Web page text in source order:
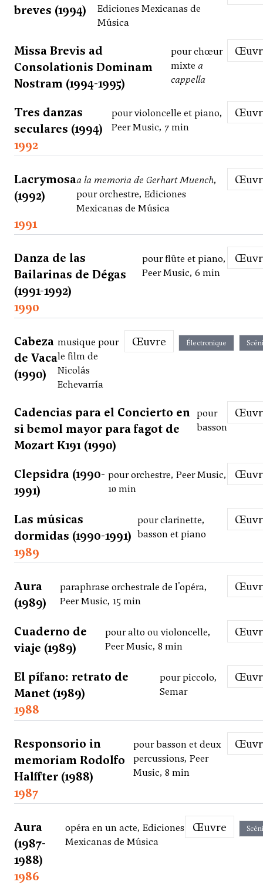
breves (1994)
Ediciones Mexicanas de
Música
Missa Brevis ad
Consolationis Dominam
Nostram (1994-1995)
pour chœur
mixtea
cappella
Tres danzas
seculares (1994)
pour violoncelle et piano,
Peer Music, 7 min
1992
Lacrymosa
(1992)
a la memoria de Gerhart Muench,
pour orchestre, Ediciones
Mexicanas de Música
1991
Danza de las
Bailarinas de Dégas
(1991-1992)
pour flûte et piano,
Peer Music, 6 min
1990
Cabeza
de Vaca
(1990)
musique pour
le film de
Nicolás
Echevarría
Œuvre Électronique
Cadencias para el Concierto en
si bemol mayor para fagot de
Mozart K191 (1990)
pour
basson
Clepsidra (1990-
1991)
pour orchestre, Peer Music,
10 min
Las músicas
dormidas (1990-1991)
pour clarinette,
basson et piano
1989
Aura
(1989)
paraphrase orchestrale de l'opéra,
Peer Music, 15 min
Cuaderno de
viaje (1989)
pour alto ou violoncelle,
Peer Music, 8 min
El pífano: retrato de
Manet (1989)
pour piccolo,
Semar
1988
Responsorio in
memoriam Rodolfo
Halffter (1988)
pour basson et deux
percussions, Peer
Music, 8 min
1987
Aura
(1987-
1988)
opéra en un acte, Ediciones
Mexicanas de Música
Œuvre
1986